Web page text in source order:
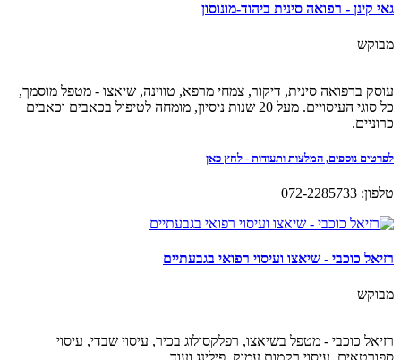
גאי קינן - רפואה סינית ביהוד-מונוסון
מבוקש
עוסק ברפואה סינית, דיקור, צמחי מרפא, טווינה, שיאצו - מטפל מוסמך,
כל סוגי העיסויים. מעל 20 שנות ניסיון, מומחה לטיפול בכאבים וכאבים
כרוניים.
לפרטים נוספים, המלצות ותעודות - לחץ כאן
טלפון: 072-2285733
רזיאל כוכבי - שיאצו ועיסוי רפואי בגבעתיים
מבוקש
רזיאל כוכבי - מטפל בשיאצו, רפלקסולוג בכיר, עיסוי שבדי, עיסוי
ספורטאים, עיסוי רקמות עמוק, פילינג ועוד.